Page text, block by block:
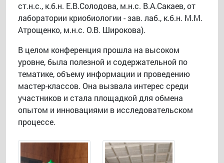
ст.н.с., к.б.н. Е.В.Солодова, м.н.с. В.А.Сакаев, от
лаборатории криобиологии - зав. лаб., к.б.н. М.М.
Атрощенко, м.н.с. О.В. Широкова).
В целом конференция прошла на высоком
уровне, была полезной и содержательной по
тематике, объему информации и проведению
мастер-классов. Она вызвала интерес среди
участников и стала площадкой для обмена
опытом и инновациями в исследовательском
процессе.